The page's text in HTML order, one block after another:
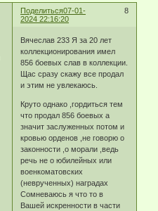
Поделиться 8
07-01-
2024 22:16:20
Вячеслав 233 Я за 20 лет
коллекционирования имел
856 боевых слав в коллекции.
Щас сразу скажу все продал
и этим не увлекаюсь.
Круто однако ,гордиться тем
что продал 856 боевых а
значит заслуженных потом и
кровью орденов ,не говорю о
законности ,о морали ,ведь
речь не о юбилейных или
военкоматовских
(неврученных) наградах
Сомневаюсь я что то в
Вашей искренности в части